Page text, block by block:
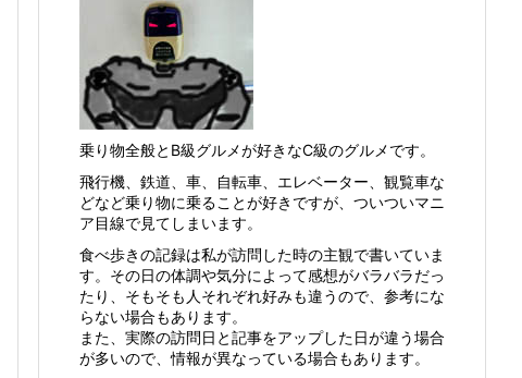
乗り物全般とB級グルメが好きなC級のグルメです。
飛行機、鉄道、車、自転車、エレベーター、観覧車な
どなど乗り物に乗ることが好きですが、ついついマニ
ア目線で見てしまいます。
食べ歩きの記録は私が訪問した時の主観で書いていま
す。その日の体調や気分によって感想がバラバラだっ
たり、そもそも人それぞれ好みも違うので、参考にな
らない場合もあります。
また、実際の訪問日と記事をアップした日が違う場合
が多いので、情報が異なっている場合もあります。